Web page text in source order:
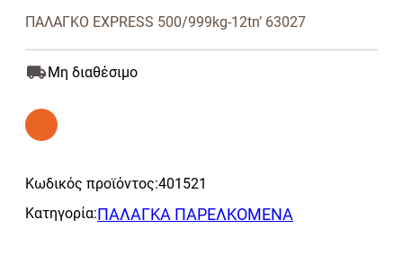
ΠΑΛΑΓΚΟ EXPRESS 500/999kg-12tn’ 63027
Μη διαθέσιμο
Κωδικός προϊόντος:401521
Κατηγορία:ΠΑΛΑΓΚΑ ΠΑΡΕΛΚΟΜΕΝΑ